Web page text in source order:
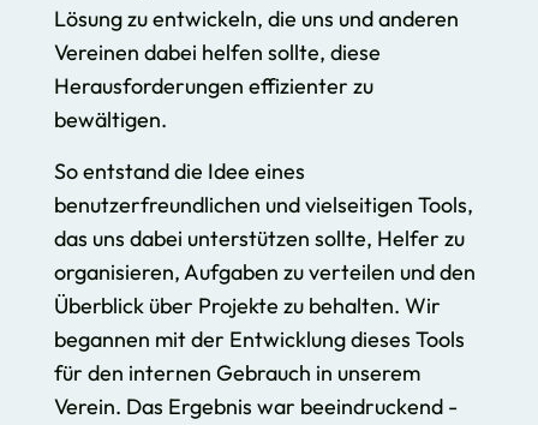
Lösung zu entwickeln, die uns und anderen
Vereinen dabei helfen sollte, diese
Herausforderungen effizienter zu
bewältigen.
So entstand die Idee eines
benutzerfreundlichen und vielseitigen Tools,
das uns dabei unterstützen sollte, Helfer zu
organisieren, Aufgaben zu verteilen und den
Überblick über Projekte zu behalten. Wir
begannen mit der Entwicklung dieses Tools
für den internen Gebrauch in unserem
Verein. Das Ergebnis war beeindruckend -